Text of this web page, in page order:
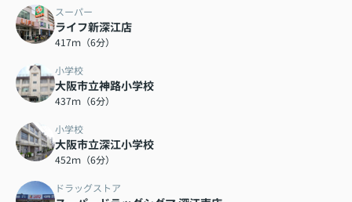
スーパー
ライフ新深江店
417ｍ（6分）
小学校
大阪市立神路小学校
437ｍ（6分）
小学校
大阪市立深江小学校
452ｍ（6分）
ドラッグストア